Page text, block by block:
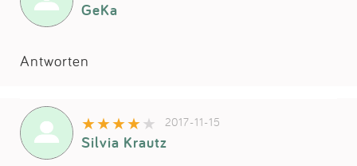
GeKa
Antworten
2017-11-15
Silvia Krautz